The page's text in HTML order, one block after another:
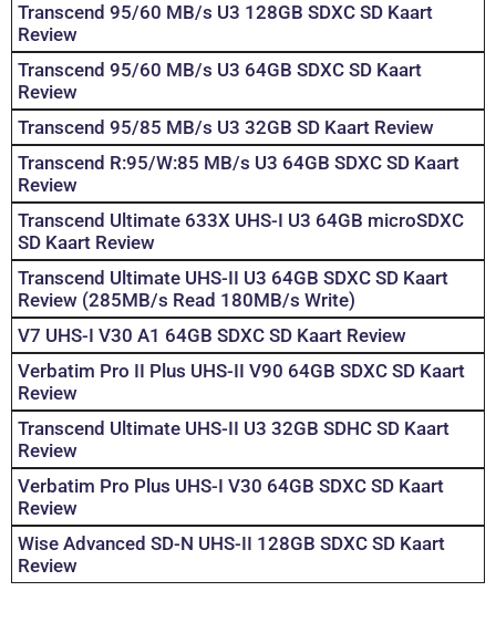
Transcend 95/60 MB/s U3 128GB SDXC SD Kaart
Review
Transcend 95/60 MB/s U3 64GB SDXC SD Kaart
Review
Transcend 95/85 MB/s U3 32GB SD Kaart Review
Transcend R:95/W:85 MB/s U3 64GB SDXC SD Kaart
Review
Transcend Ultimate 633X UHS-I U3 64GB microSDXC
SD Kaart Review
Transcend Ultimate UHS-II U3 64GB SDXC SD Kaart
Review (285MB/s Read 180MB/s Write)
V7 UHS-I V30 A1 64GB SDXC SD Kaart Review
Verbatim Pro II Plus UHS-II V90 64GB SDXC SD Kaart
Review
Transcend Ultimate UHS-II U3 32GB SDHC SD Kaart
Review
Verbatim Pro Plus UHS-I V30 64GB SDXC SD Kaart
Review
Wise Advanced SD-N UHS-II 128GB SDXC SD Kaart
Review